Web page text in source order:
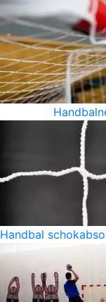
Handbal